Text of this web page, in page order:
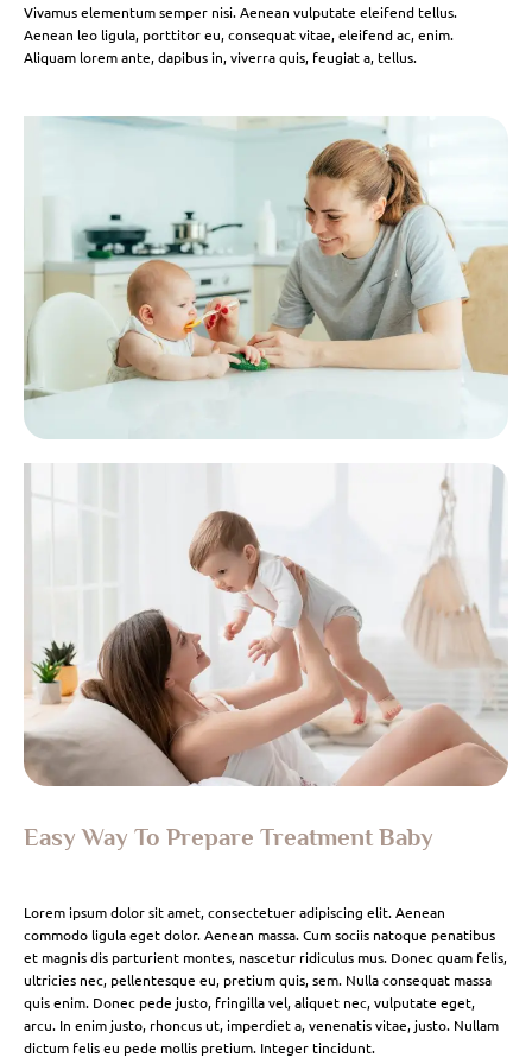
Vivamus elementum semper nisi. Aenean vulputate eleifend tellus.
Aenean leo ligula, porttitor eu, consequat vitae, eleifend ac, enim.
Aliquam lorem ante, dapibus in, viverra quis, feugiat a, tellus.
Easy Way To Prepare Treatment Baby
Lorem ipsum dolor sit amet, consectetuer adipiscing elit. Aenean
commodo ligula eget dolor. Aenean massa. Cum sociis natoque penatibus
et magnis dis parturient montes, nascetur ridiculus mus. Donec quam felis,
ultricies nec, pellentesque eu, pretium quis, sem. Nulla consequat massa
quis enim. Donec pede justo, fringilla vel, aliquet nec, vulputate eget,
arcu. In enim justo, rhoncus ut, imperdiet a, venenatis vitae, justo. Nullam
dictum felis eu pede mollis pretium. Integer tincidunt.